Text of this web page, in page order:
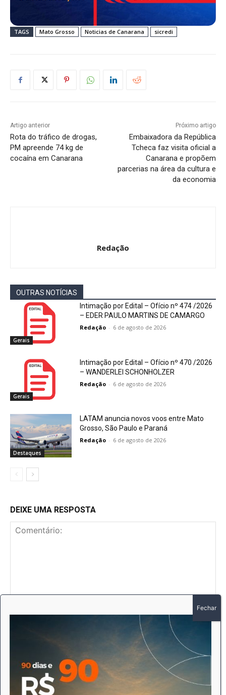
TAGS Mato Grosso Noticias de Canarana sicredi
Artigo anterior
Rota do tráfico de drogas,
PM apreende 74 kg de
cocaína em Canarana
Próximo artigo
Embaixadora da República
Tcheca faz visita oficial a
Canarana e propõem
parcerias na área da cultura e
da economia
Redação
OUTRAS NOTÍCIAS
Gerais
Intimação por Edital – Ofício nº 474 /2026
– EDER PAULO MARTINS DE CAMARGO
Redação - 6 de agosto de 2026
Gerais
Intimação por Edital – Ofício nº 470 /2026
– WANDERLEI SCHONHOLZER
Redação - 6 de agosto de 2026
Destaques
LATAM anuncia novos voos entre Mato
Grosso, São Paulo e Paraná
Redação - 6 de agosto de 2026
DEIXE UMA RESPOSTA